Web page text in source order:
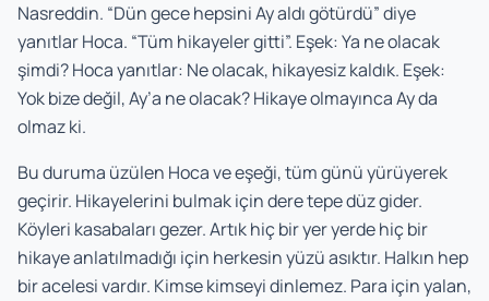
Nasreddin. “Dün gece hepsini Ay aldı götürdü” diye
yanıtlar Hoca. “Tüm hikayeler gitti”. Eşek: Ya ne olacak
şimdi? Hoca yanıtlar: Ne olacak, hikayesiz kaldık. Eşek:
Yok bize değil, Ay’a ne olacak? Hikaye olmayınca Ay da
olmaz ki.
Bu duruma üzülen Hoca ve eşeği, tüm günü yürüyerek
geçirir. Hikayelerini bulmak için dere tepe düz gider.
Köyleri kasabaları gezer. Artık hiç bir yer yerde hiç bir
hikaye anlatılmadığı için herkesin yüzü asıktır. Halkın hep
bir acelesi vardır. Kimse kimseyi dinlemez. Para için yalan,